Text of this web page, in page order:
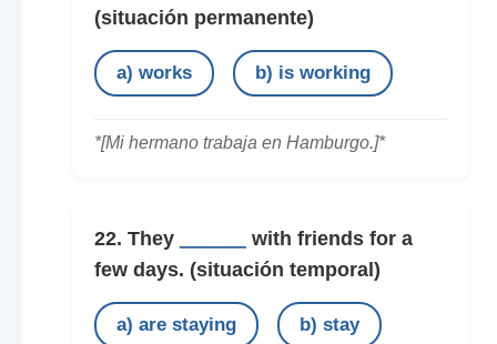
(situación permanente)
a) works b) is working
*[Mi hermano trabaja en Hamburgo.]*
22. They
with friends for a
few days. (situación temporal)
a) are staying b) stay